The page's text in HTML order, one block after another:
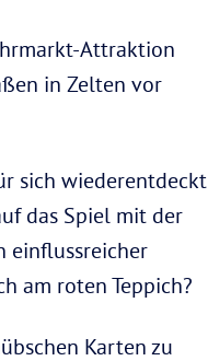
Attraktion
in Zelten vor
sich wiederentdeckt
das Spiel mit der
einflussreicher
am roten Teppich?
Karten zu